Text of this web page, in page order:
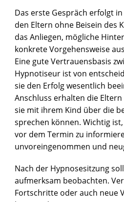
Das erste Gespräch erfolgt
den Eltern ohne Beisein des
das Anliegen, mögliche
konkrete Vorgehensweise
Eine gute Vertrauensbasis
Hypnotiseur ist von
sie den Erfolg wesentlich
Anschluss erhalten die
sie mit ihrem Kind über die
sprechen können. Wichtig
vor dem Termin zu
unvoreingenommen und
Nach der Hypnosesitzung
aufmerksam beobachten.
Fortschritte oder auch neue